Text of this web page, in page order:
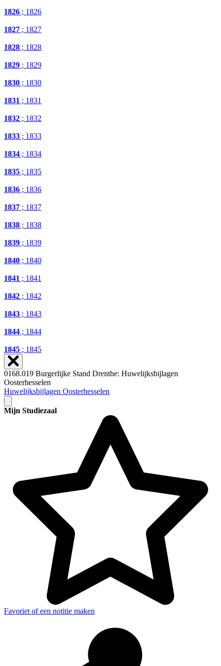
1826 ; 1826
1827 ; 1827
1828 ; 1828
1829 ; 1829
1830 ; 1830
1831 ; 1831
1832 ; 1832
1833 ; 1833
1834 ; 1834
1835 ; 1835
1836 ; 1836
1837 ; 1837
1838 ; 1838
1839 ; 1839
1840 ; 1840
1841 ; 1841
1842 ; 1842
1843 ; 1843
1844 ; 1844
1845 ; 1845
0168.019 Burgerlijke Stand Drenthe: Huwelijksbijlagen
Oosterhesselen
Huwelijksbijlagen Oosterhesselen
Mijn Studiezaal
Favoriet of een notitie maken